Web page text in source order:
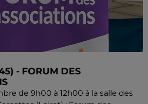
- FORUM DES
de 9h00 à 12h00 à la salle des